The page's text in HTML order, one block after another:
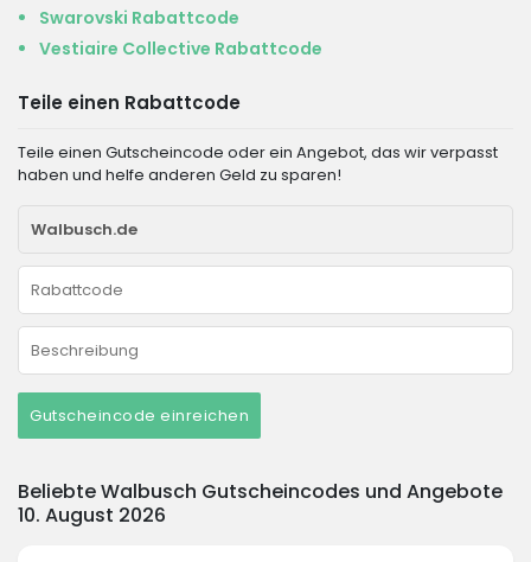
Swarovski Rabattcode
Vestiaire Collective Rabattcode
Teile einen Rabattcode
Teile einen Gutscheincode oder ein Angebot, das wir verpasst
haben und helfe anderen Geld zu sparen!
Gutscheincode einreichen
Beliebte Walbusch Gutscheincodes und Angebote
10. August 2026